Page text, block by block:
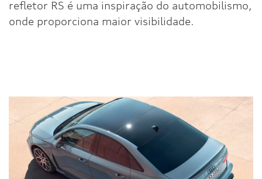
refletor RS é uma inspiração do automobilismo,
onde proporciona maior visibilidade.